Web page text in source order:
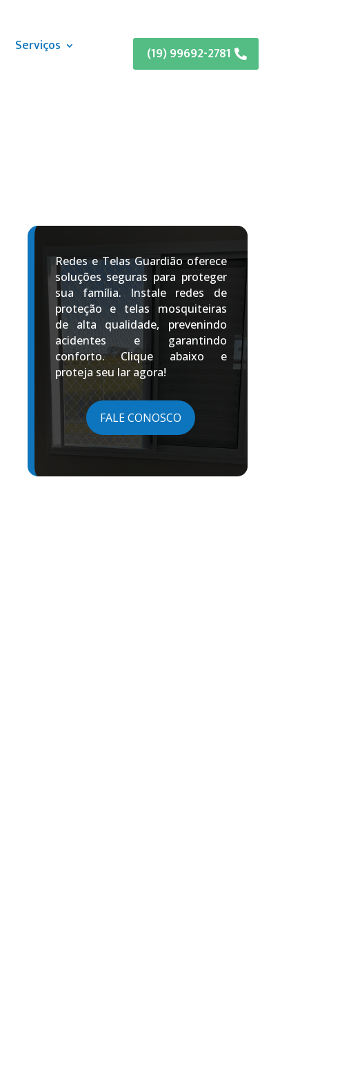
Serviços (19) 99692-2781
Redes e Telas Guardião oferece
soluções seguras para proteger
sua família. Instale redes de
proteção e telas mosquiteiras
de alta qualidade, prevenindo
acidentes e garantindo
conforto. Clique abaixo e
proteja seu lar agora!
FALE CONOSCO